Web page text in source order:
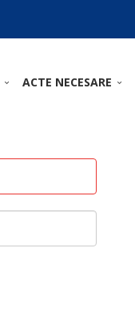
ACTE NECESARE